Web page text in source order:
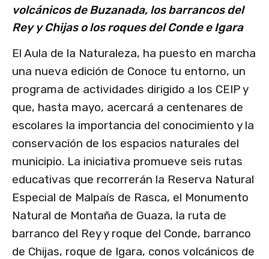
volcánicos de Buzanada, los barrancos del
Rey y Chijas o los roques del Conde e Igara
El Aula de la Naturaleza, ha puesto en marcha
una nueva edición de Conoce tu entorno, un
programa de actividades dirigido a los CEIP y
que, hasta mayo, acercará a centenares de
escolares la importancia del conocimiento y la
conservación de los espacios naturales del
municipio. La iniciativa promueve seis rutas
educativas que recorrerán la Reserva Natural
Especial de Malpaís de Rasca, el Monumento
Natural de Montaña de Guaza, la ruta de
barranco del Rey y roque del Conde, barranco
de Chijas, roque de Igara, conos volcánicos de